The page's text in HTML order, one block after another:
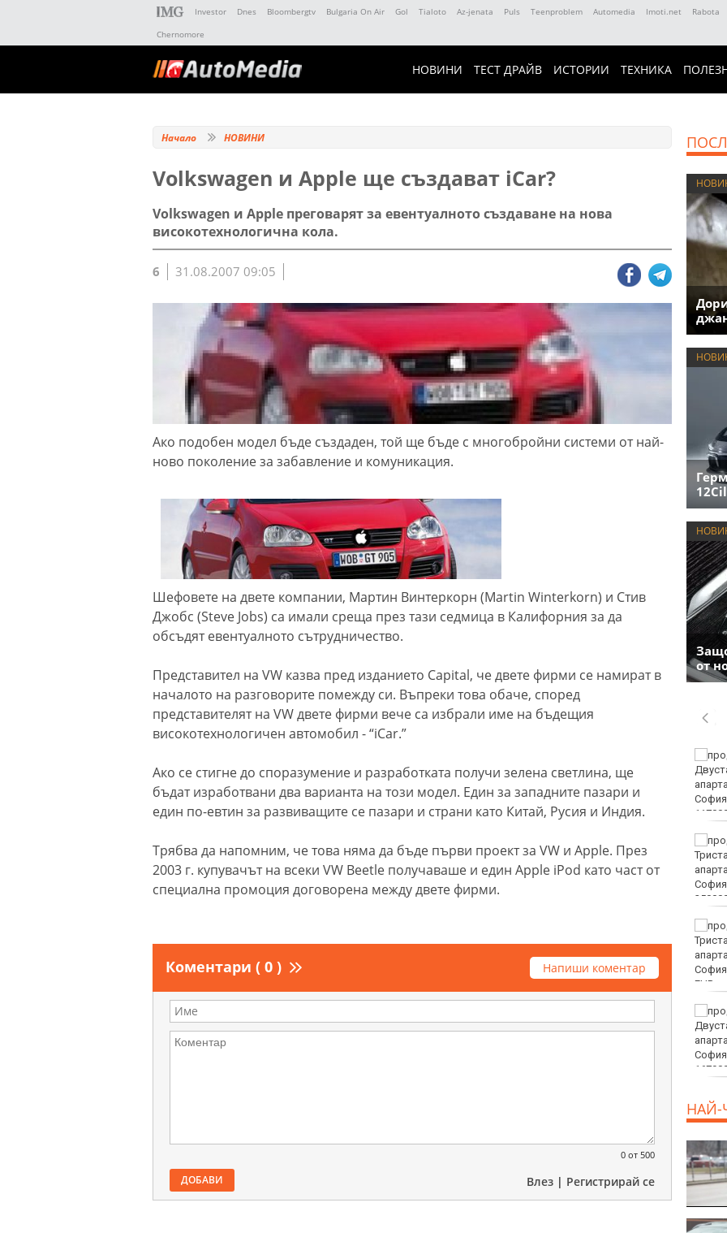
Investor Dnes Bloombergtv Bulgaria On Air Gol Tialoto Az-jenata Puls Teenproblem Automedia Imoti.net Rabota
Chernomore
НОВИНИ ТЕСТ ДРАЙВ ИСТОРИИ ТЕХНИКА
Начало НОВИНИ
Volkswagen и Apple ще създават iCar?
Volkswagen и Apple преговарят за евентуалното създаване на нова
високотехнологична кола.
6 31.08.2007 09:05
Ако подобен модел бъде създаден, той ще бъде с многобройни системи от най-
ново поколение за забавление и комуникация.
Шефовете на двете компании, Мартин Винтеркорн (Martin Winterkorn) и Стив
Джобс (Steve Jobs) са имали среща през тази седмица в Калифорния за да
обсъдят евентуалното сътрудничество.
Представител на VW казва пред изданието Capital, че двете фирми се намират в
началото на разговорите помежду си. Въпреки това обаче, според
представителят на VW двете фирми вече са избрали име на бъдещия
високотехнологичен автомобил - “iCar.”
Ако се стигне до споразумение и разработката получи зелена светлина, ще
бъдат изработвани два варианта на този модел. Един за западните пазари и
един по-евтин за развиващите се пазари и страни като Китай, Русия и Индия.
Трябва да напомним, че това няма да бъде първи проект за VW и Apple. През
2003 г. купувачът на всеки VW Beetle получаваше и един Apple iPod като част от
специална промоция договорена между двете фирми.
Коментари ( 0 ) Напиши коментар
0 от 500
ДОБАВИ Влез | Регистрирай се
от
преподписа с Реал
като гост
медицината
долара за унция
EUR
800
НАЙ-